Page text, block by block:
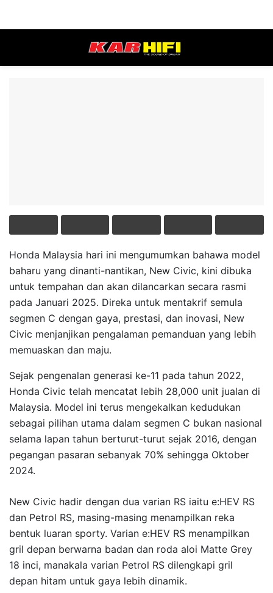
Honda Malaysia hari ini mengumumkan bahawa model
baharu yang dinanti-nantikan, New Civic, kini dibuka
untuk tempahan dan akan dilancarkan secara rasmi
pada Januari 2025. Direka untuk mentakrif semula
segmen C dengan gaya, prestasi, dan inovasi, New
Civic menjanjikan pengalaman pemanduan yang lebih
memuaskan dan maju.
Sejak pengenalan generasi ke-11 pada tahun 2022,
Honda Civic telah mencatat lebih 28,000 unit jualan di
Malaysia. Model ini terus mengekalkan kedudukan
sebagai pilihan utama dalam segmen C bukan nasional
selama lapan tahun berturut-turut sejak 2016, dengan
pegangan pasaran sebanyak 70% sehingga Oktober
2024.
New Civic hadir dengan dua varian RS iaitu e:HEV RS
dan Petrol RS, masing-masing menampilkan reka
bentuk luaran sporty. Varian e:HEV RS menampilkan
gril depan berwarna badan dan roda aloi Matte Grey
18 inci, manakala varian Petrol RS dilengkapi gril
depan hitam untuk gaya lebih dinamik.